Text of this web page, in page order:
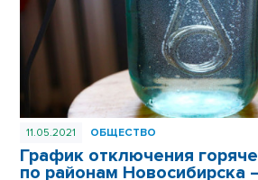
11.05.2021 ОБЩЕСТВО
График отключения
по районам Новосибирска